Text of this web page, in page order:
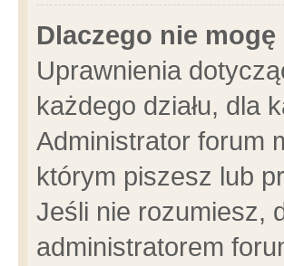
Dlaczego nie
Uprawnienia
każdego działu, dla
Administrator forum
którym piszesz lub
Jeśli nie rozumiesz,
administratorem